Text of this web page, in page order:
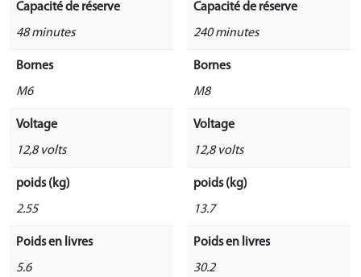
Capacité de réserve
48 minutes
Bornes
M6
Voltage
12,8 volts
poids (kg)
2.55
Poids en livres
5.6
Capacité de réserve
240 minutes
Bornes
M8
Voltage
12,8 volts
poids (kg)
13.7
Poids en livres
30.2